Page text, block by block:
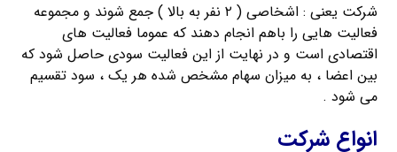
شرکت یعنی : اشخاصی ( ۲ نفر به بالا ) جمع شوند و مجموعه
فعالیت هایی را باهم انجام دهند که عموما فعالیت های
اقتصادی است و در نهایت از این فعالیت سودی حاصل شود که
بین اعضا ، به میزان سهام مشخص شده هر یک ، سود تقسیم
می شود .
انواع شرکت